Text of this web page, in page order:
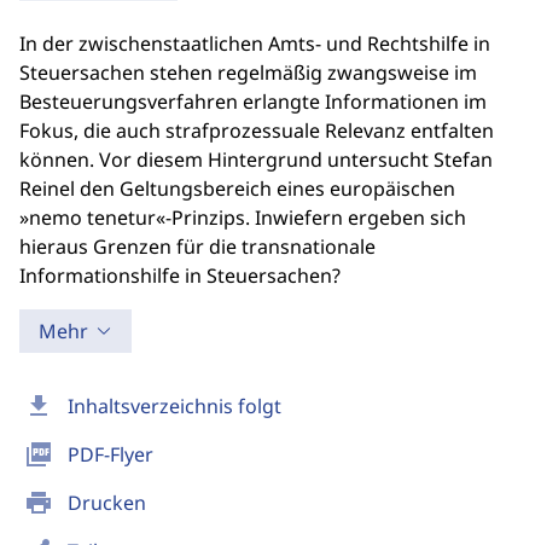
download Inhaltsverzeichnis folgt
picture_as_pdf PDF-Flyer
print Drucken
In der zwischenstaatlichen Amts- und Rechtshilfe in
Steuersachen stehen regelmäßig zwangsweise im
Besteuerungsverfahren erlangte Informationen im
Fokus, die auch strafprozessuale Relevanz entfalten
können. Vor diesem Hintergrund untersucht Stefan
Reinel den Geltungsbereich eines europäischen
»nemo tenetur«-Prinzips. Inwiefern ergeben sich
hieraus Grenzen für die transnationale
Informationshilfe in Steuersachen?
Mehr